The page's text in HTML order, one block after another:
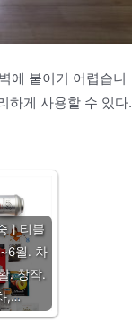
에 붙이기 어렵습니
하게 사용할 수 있다.
] 티블
월. 차
. 창작.
,…